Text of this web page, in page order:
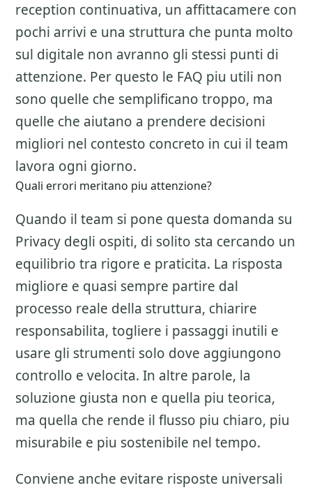
reception continuativa, un affittacamere con
pochi arrivi e una struttura che punta molto
sul digitale non avranno gli stessi punti di
attenzione. Per questo le FAQ piu utili non
sono quelle che semplificano troppo, ma
quelle che aiutano a prendere decisioni
migliori nel contesto concreto in cui il team
lavora ogni giorno.
Quali errori meritano piu attenzione?
Quando il team si pone questa domanda su
Privacy degli ospiti, di solito sta cercando un
equilibrio tra rigore e praticita. La risposta
migliore e quasi sempre partire dal
processo reale della struttura, chiarire
responsabilita, togliere i passaggi inutili e
usare gli strumenti solo dove aggiungono
controllo e velocita. In altre parole, la
soluzione giusta non e quella piu teorica,
ma quella che rende il flusso piu chiaro, piu
misurabile e piu sostenibile nel tempo.
Conviene anche evitare risposte universali